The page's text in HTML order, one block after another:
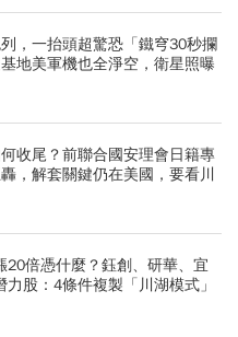
，一抬頭超驚恐「鐵穹30秒攔
地美軍機也全淨空，衛星照曝
收尾？前聯合國安理會日籍專
，解套關鍵仍在美國，要看川
20倍憑什麼？鈺創、研華、宜
股：4條件複製「川湖模式」